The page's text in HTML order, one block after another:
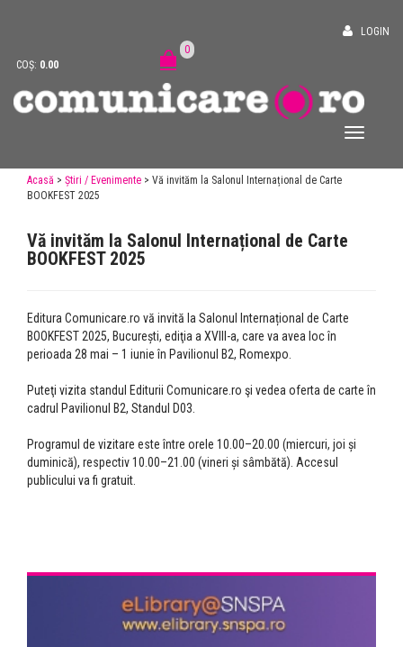
LOGIN
COȘ: 0.00
0
Acasă > Știri / Evenimente > Vă invităm la Salonul Internațional de Carte
BOOKFEST 2025
Vă invităm la Salonul Internațional de Carte
BOOKFEST 2025
Editura Comunicare.ro vă invită la Salonul Internațional de Carte
BOOKFEST 2025, București, ediţia a XVIII-a, care va avea loc în
perioada 28 mai – 1 iunie în Pavilionul B2, Romexpo.
Puteţi vizita standul Editurii Comunicare.ro şi vedea oferta de carte în
cadrul Pavilionul B2, Standul D03.
Programul de vizitare este între orele 10.00–20.00 (miercuri, joi și
duminică), respectiv 10.00–21.00 (vineri și sâmbătă). Accesul
publicului va fi gratuit.